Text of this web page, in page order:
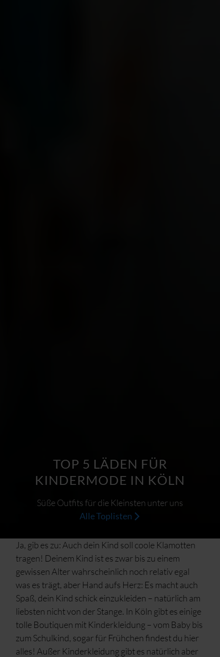
TOP 5 LÄDEN FÜR
KINDERMODE IN KÖLN
Süße Outfits für die Kleinsten unter uns
Alle Toplisten
Ja, gib es zu: Auch dein Kind soll coole Klamotten
tragen! Deinem Kind ist es zwar bis zu einem
gewissen Alter wahrscheinlich noch relativ egal
was es trägt, aber Hand aufs Herz: Es macht auch
Spaß, dein Kind schick einzukleiden – natürlich am
liebsten nicht von der Stange. In Köln gibt es einige
tolle Boutiquen mit Kinderkleidung – vom Baby bis
zum Schulkind, sogar für Frühchen findest du hier
alles! Außer Kinderkleidung gibt es natürlich aber